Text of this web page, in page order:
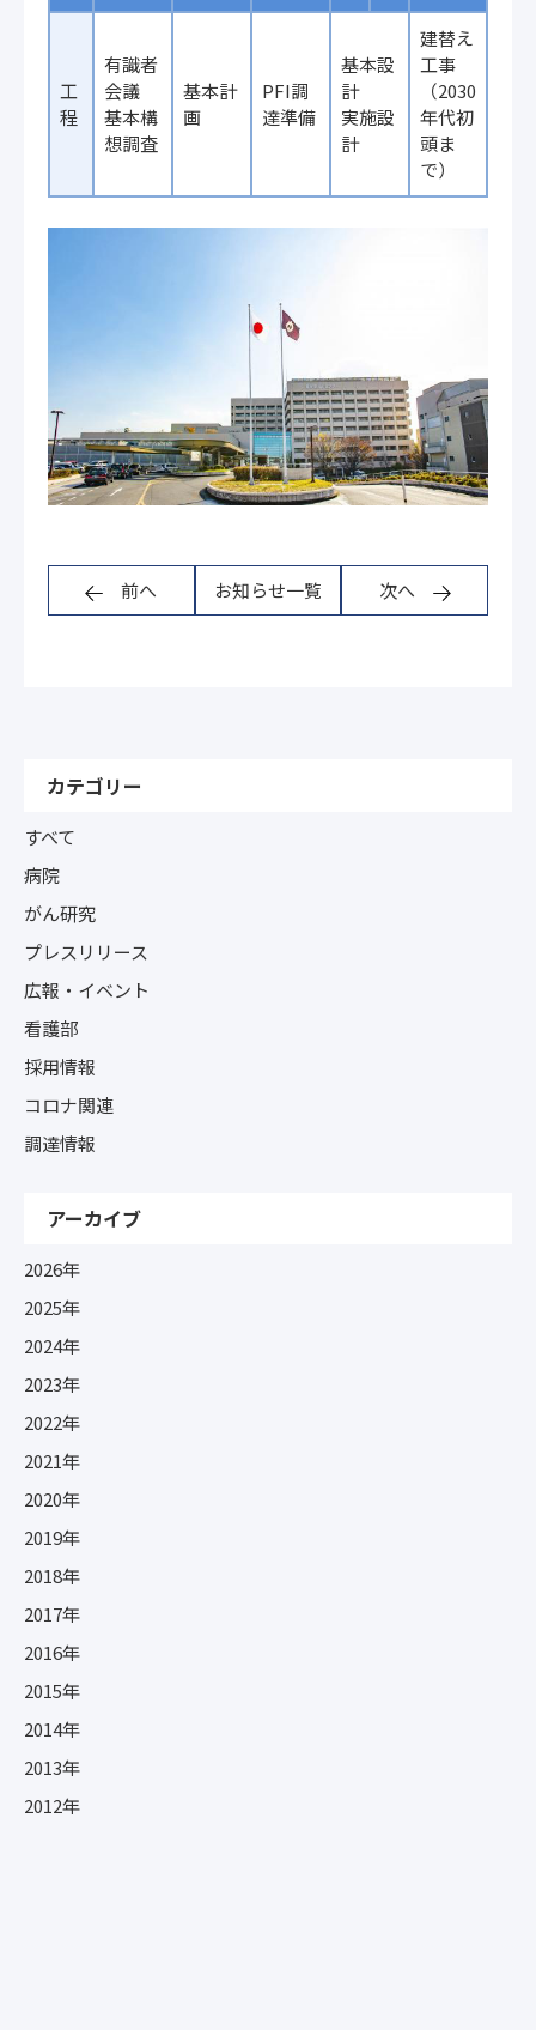
カテゴリー
すべて
病院
がん研究
プレスリリース
広報・イベント
看護部
採用情報
コロナ関連
調達情報
アーカイブ
2026年
2025年
2024年
2023年
2022年
2021年
2020年
2019年
2018年
2017年
2016年
2015年
2014年
2013年
2012年
工
程
有識者
会議
基本構
想調査
基本計
画
PFI調
達準備
基本設
計
実施設
計
建替え
工事
（2030
年代初
頭ま
で）
前へ お知らせ一覧 次へ